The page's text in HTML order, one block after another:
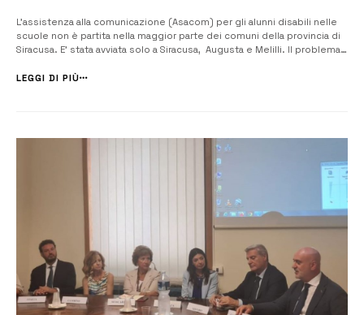
L’assistenza alla comunicazione (Asacom) per gli alunni disabili nelle
scuole non è partita nella maggior parte dei comuni della provincia di
Siracusa. E’ stata avviata solo a Siracusa, Augusta e Melilli. Il problema
Moscarella da Sebastiano Amenta, presidente nazionale dell’assoc...
LEGGI DI PIÙ